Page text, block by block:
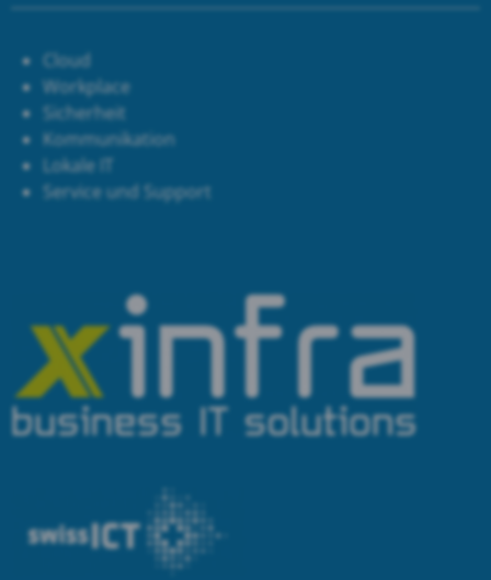
Cloud
Workplace
Sicherheit
Kommunikation
Lokale IT
Service und Support